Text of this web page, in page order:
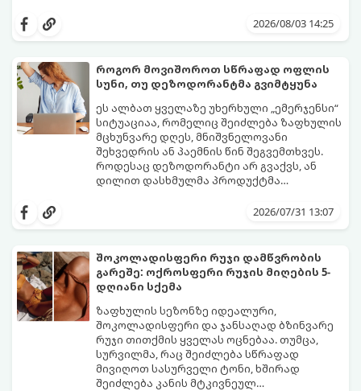
გამონაყარი, კანის გაღიზიანება და
კანის ჯანმრთელობისთვის - ტრადიციული
2026/08/03 14:25
როგორ მოვიშოროთ სწრაფად ოფლის
სუნი, თუ დეზოდორანტმა გვიმტყუნა
ეს ალბათ ყველაზე უხერხული „ემერჯენსი“
სიტუაციაა, რომელიც შეიძლება ზაფხულის
მცხუნვარე დღეს, მნიშვნელოვანი
შეხვედრის ან პაემნის წინ შეგვემთხვეს.
როდესაც დეზოდორანტი არ გვაქვს, ან
დილით დასხმულმა პროდუქტმა
იღლიებში უსიამოვნო სუნი გაჩნდა,
სუნი არ აქვს. სუნს აჩენენ ბაქტერიები,
შესაბამისად, ჩვენი მიზანია ამ
ბაქტერიების განადგურება და კანის
გამოშრობა.
აი, 5 ყველაზე ეფექტური,
აპრობირებული და ნაცადი ხერხი,
რომლებიც ნებისმიერ ოფისში, კაფესა
თუ საზოგადოებრივ ტუალეტში, სულ
რაღაც 2 წუთში გადაგარჩენთ:
2026/07/31 13:07
შოკოლადისფერი რუჯი დამწვრობის
გარეშე: ოქროსფერი რუჯის მიღების 5-
დღიანი სქემა
ზაფხულის სეზონზე იდეალური,
შოკოლადისფერი და ჯანსაღად ბზინვარე
რუჯი თითქმის ყველას ოცნებაა. თუმცა,
სურვილმა, რაც შეიძლება სწრაფად
მივიღოთ სასურველი ტონი, ხშირად
შეიძლება კანის მტკივნეულ